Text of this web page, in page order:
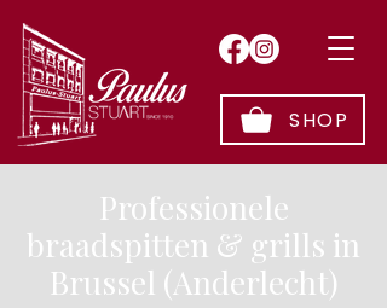
SHOP
Professionele
braadspitten & grills in
Brussel (Anderlecht)